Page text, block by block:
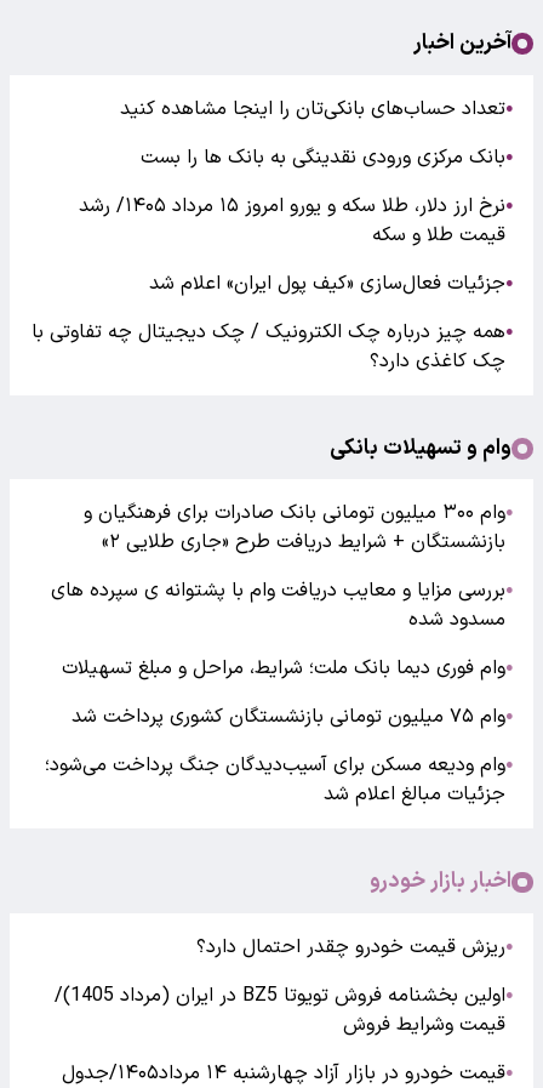
آخرین اخبار
●تعداد حساب‌های بانکی‌تان را اینجا مشاهده کنید
●بانک مرکزی ورودی نقدینگی به بانک ها را بست
●
نرخ ارز دلار، طلا سکه و یورو امروز ۱۵ مرداد ۱۴۰۵/ رشد
قیمت طلا و سکه
●جزئیات فعال‌سازی «کیف پول ایران» اعلام شد
●همه چیز درباره چک الکترونیک / چک دیجیتال چه تفاوتی با
چک کاغذی دارد؟
وام و تسهیلات بانکی
●
وام ۳۰۰ میلیون تومانی بانک صادرات برای فرهنگیان و
بازنشستگان + شرایط دریافت طرح «جاری طلایی ۲»
●بررسی مزایا و معایب دریافت وام با پشتوانه ی سپرده های
مسدود شده
●وام فوری دیما بانک ملت؛ شرایط، مراحل و مبلغ تسهیلات
●وام ۷۵ میلیون تومانی بازنشستگان کشوری پرداخت شد
●وام ودیعه مسکن برای آسیب‌دیدگان جنگ پرداخت می‌شود؛
جزئیات مبالغ اعلام شد
اخبار بازار خودرو
●ریزش قیمت خودرو چقدر احتمال دارد؟
●
اولین بخشنامه فروش تویوتا BZ5 در ایران (مرداد 1405)/
قیمت وشرایط فروش
●
قیمت خودرو در بازار آزاد چهارشنبه ۱۴ مرداد۱۴۰۵/جدول